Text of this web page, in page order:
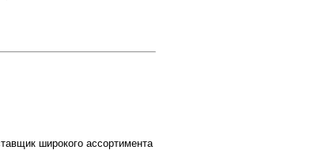
широкого ассортимента